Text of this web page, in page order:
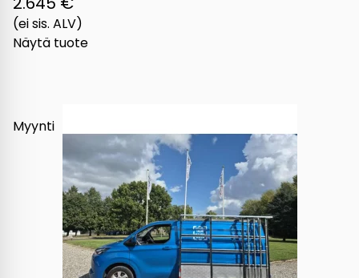
(ei sis. ALV)
Näytä tuote
Myynti